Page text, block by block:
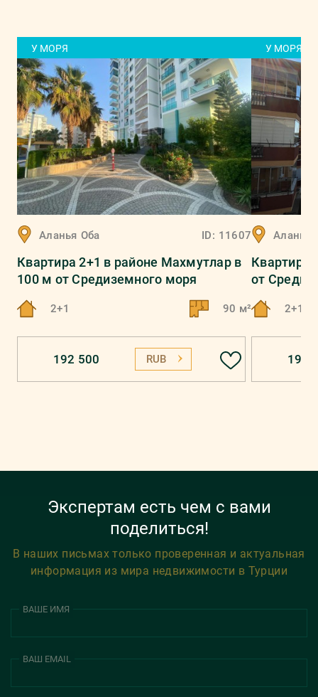
У МОРЯ
Аланья Оба ID: 11607
Квартира 2+1 в районе Махмутлар в
100 м от Средиземного моря
2+1 90 м²
192 500 RUB
У МОРЯ
Аланья
Квартира
от
2+1
193
Экспертам есть чем с вами
поделиться!
В наших письмах только проверенная и актуальная
информация из мира недвижимости в Турции
ВАШЕ ИМЯ
ВАШ EMAIL